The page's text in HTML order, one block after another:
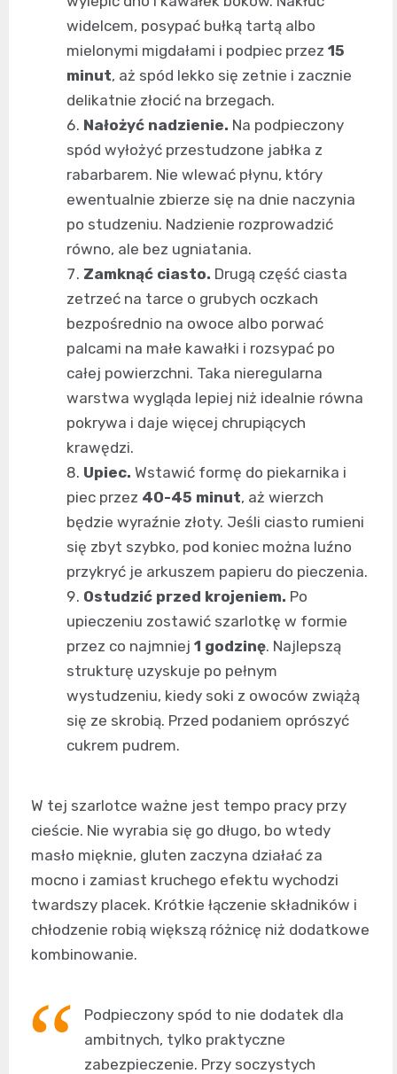
widelcem, posypać bułką tartą albo
mielonymi migdałami i podpiec przez 15
minut, aż spód lekko się zetnie i zacznie
delikatnie złocić na brzegach.
Nałożyć nadzienie. Na podpieczony
spód wyłożyć przestudzone jabłka z
rabarbarem. Nie wlewać płynu, który
ewentualnie zbierze się na dnie naczynia
po studzeniu. Nadzienie rozprowadzić
równo, ale bez ugniatania.
Zamknąć ciasto. Drugą część ciasta
zetrzeć na tarce o grubych oczkach
bezpośrednio na owoce albo porwać
palcami na małe kawałki i rozsypać po
całej powierzchni. Taka nieregularna
warstwa wygląda lepiej niż idealnie równa
pokrywa i daje więcej chrupiących
krawędzi.
Upiec. Wstawić formę do piekarnika i
piec przez 40-45 minut, aż wierzch
będzie wyraźnie złoty. Jeśli ciasto rumieni
się zbyt szybko, pod koniec można luźno
przykryć je arkuszem papieru do pieczenia.
Ostudzić przed krojeniem. Po
upieczeniu zostawić szarlotkę w formie
przez co najmniej 1 godzinę. Najlepszą
strukturę uzyskuje po pełnym
wystudzeniu, kiedy soki z owoców zwiążą
się ze skrobią. Przed podaniem oprószyć
cukrem pudrem.
W tej szarlotce ważne jest tempo pracy przy
cieście. Nie wyrabia się go długo, bo wtedy
masło mięknie, gluten zaczyna działać za
mocno i zamiast kruchego efektu wychodzi
twardszy placek. Krótkie łączenie składników i
chłodzenie robią większą różnicę niż dodatkowe
kombinowanie.
Podpieczony spód to nie dodatek dla
ambitnych, tylko praktyczne
zabezpieczenie. Przy soczystych